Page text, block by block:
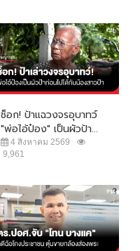
ช็อก! ป้าแฉวงจรอุบาทว์
"พ่อไอ้ป๋อง" เป็นผัวป้า...
4 สิงหาคม 2569
9,961